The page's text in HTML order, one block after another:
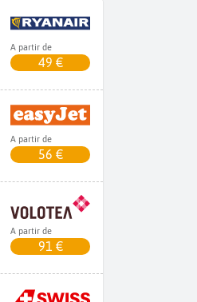
A partir de
49 €
A partir de
56 €
A partir de
91 €